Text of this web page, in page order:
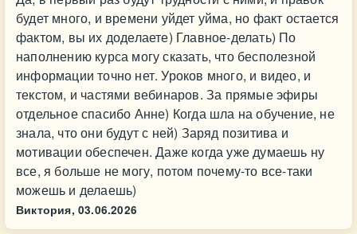
будет много, и времени уйдет уйма, но факт остается
фактом, вы их доделаете) Главное-делать) По
наполнению курса могу сказать, что бесполезной
информации точно нет. Уроков много, и видео, и
текстом, и частями вебинаров. За прямые эфиры
отдельное спасибо Анне) Когда шла на обучение, не
знала, что они будут с ней) Заряд позитива и
мотивации обеспечен. Даже когда уже думаешь ну
все, я больше не могу, потом почему-то все-таки
можешь и делаешь)
Виктория, 03.06.2026